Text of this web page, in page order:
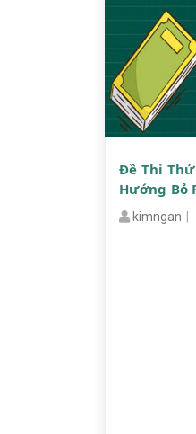
Đề Thi Thử
Hướng Bỏ
kimngan